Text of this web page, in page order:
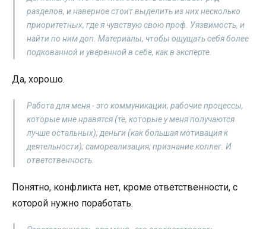
разделов, и наверное стоит выделить из них несколько
приоритетных, где я чувствую свою проф. Уязвимость, и
найти по ним доп. Материалы, чтобы ощущать себя более
подкованной и уверенной в себе, как в эксперте.
Да, хорошо.
Работа для меня - это коммуникации; рабочие процессы,
которые мне нравятся (те, которые у меня получаются
лучше остальных); деньги (как большая мотивация к
деятельности); самореализация; признание коллег. И
ответственность.
Понятно, конфликта нет, кроме ответственности, с
которой нужно поработать.